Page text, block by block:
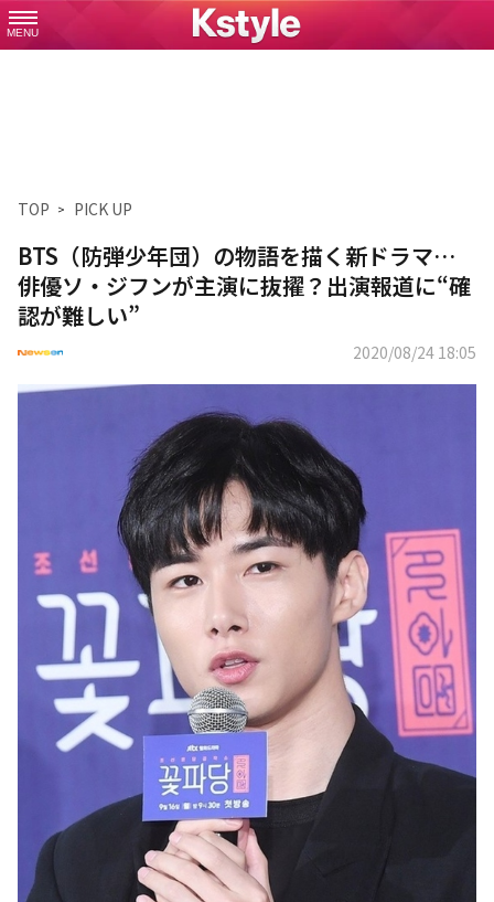
MENU
TOP PICK UP
BTS（防弾少年団）の物語を描く新ドラマ…
俳優ソ・ジフンが主演に抜擢？出演報道に“確
認が難しい”
2020/08/24 18:05